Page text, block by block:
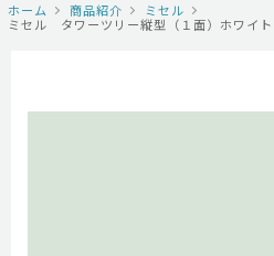
ホーム 商品紹介
ミセル
ミセル タワーツリー縦型（１面）ホワイ